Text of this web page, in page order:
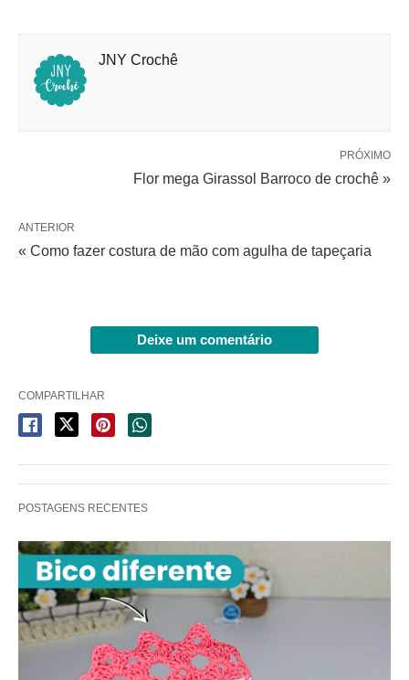
JNY Crochê
PRÓXIMO
Flor mega Girassol Barroco de crochê »
ANTERIOR
« Como fazer costura de mão com agulha de tapeçaria
Deixe um comentário
COMPARTILHAR
POSTAGENS RECENTES